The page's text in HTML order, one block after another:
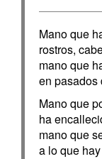
Mano que
rostros,
mano que
en pasados
Mano que
ha
mano que
a lo que